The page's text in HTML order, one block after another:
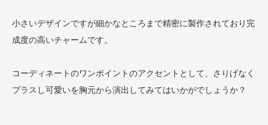
小さいデザインですが細かなところまで精密に製作されており完
成度の高いチャームです。
コーディネートのワンポイントのアクセントとして、さりげなく
プラスし可愛いを胸元から演出してみてはいかがでしょうか？